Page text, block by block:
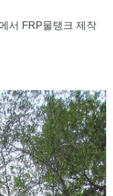
서 FRP물탱크 제작